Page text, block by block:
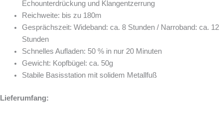
Echounterdrückung und Klangentzerrung
Reichweite: bis zu 180m
Gesprächszeit: Wideband: ca. 8 Stunden / Narroband: ca. 12
Stunden
Schnelles Aufladen: 50 % in nur 20 Minuten
Gewicht: Kopfbügel: ca. 50g
Stabile Basisstation mit solidem Metallfuß
Lieferumfang: